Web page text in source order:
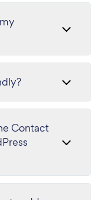
Contact